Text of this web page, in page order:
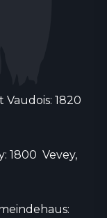
1820
1800 Vevey,